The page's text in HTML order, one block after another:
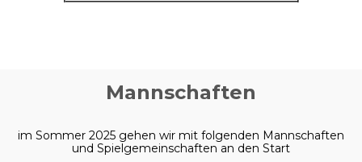
Mannschaften
im Sommer 2025 gehen wir mit folgenden Mannschaften
und Spielgemeinschaften an den Start